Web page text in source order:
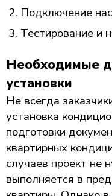
Подключение
Тестирование и
Необходимые
установки
Не всегда
установка
подготовки
квартирных
случаев проект не
выполняется в